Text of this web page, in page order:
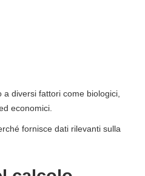
diversi fattori come biologici,
economici.
fornisce dati rilevanti sulla